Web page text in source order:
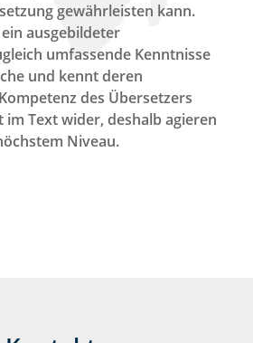
gewährleisten kann.
ausgebildeter
umfassende Kenntnisse
und kennt deren
des Übersetzers
Text wider, deshalb agieren
Niveau.
Sie 5 plus 5.
ANFRAGEN